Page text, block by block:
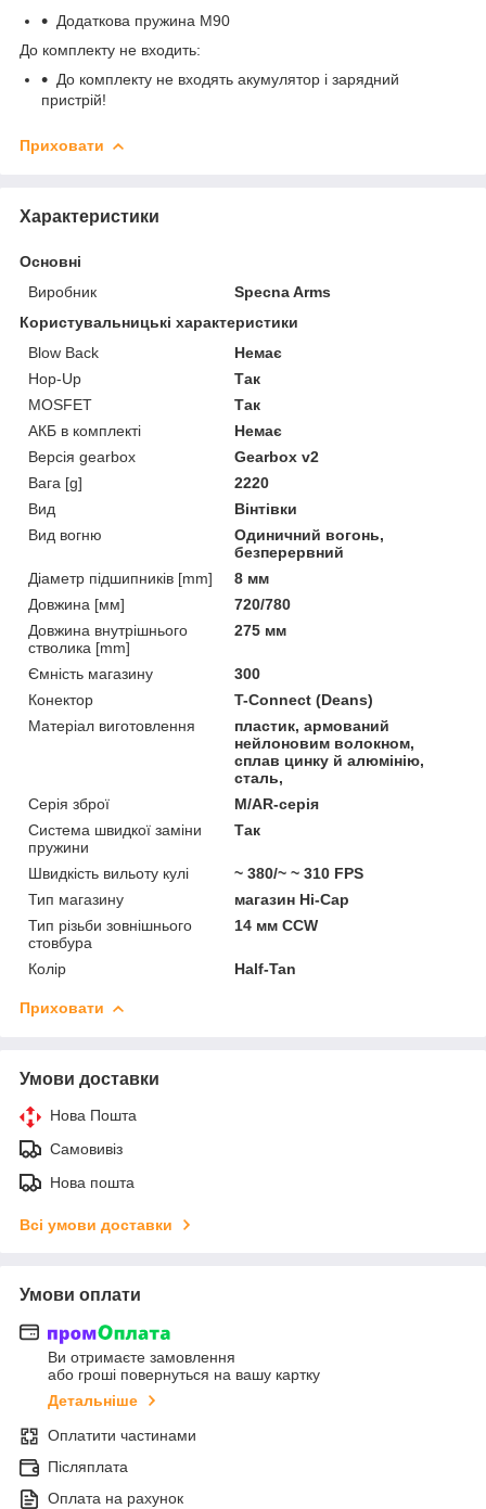
Додаткова пружина М90
До комплекту не входить:
До комплекту не входять акумулятор і зарядний
пристрій!
Приховати
Характеристики
Основні
Виробник
Specna Arms
Користувальницькі характеристики
Blow Back
Немає
Hop-Up
Так
MOSFET
Так
АКБ в комплекті
Немає
Версія gearbox
Gearbox v2
Вага [g]
2220
Вид
Вінтівки
Вид вогню
Одиничний вогонь,
безперервний
Діаметр підшипників [mm]
8 мм
Довжина [мм]
720/780
Довжина внутрішнього
стволика [mm]
275 мм
Ємність магазину
300
Конектор
T-Connect (Deans)
Матеріал виготовлення
пластик, армований
нейлоновим волокном,
сплав цинку й алюмінію,
сталь,
Серія зброї
M/AR-серія
Система швидкої заміни
пружини
Так
Швидкість вильоту кулі
~ 380/~ ~ 310 FPS
Тип магазину
магазин Hi-Cap
Тип різьби зовнішнього
стовбура
14 мм CCW
Колір Half-Tan
Приховати
Умови доставки
Нова Пошта
Самовивіз
Нова пошта
Всі умови доставки
Умови оплати
Ви отримаєте замовлення
або гроші повернуться на вашу картку
Детальніше
Оплатити частинами
Післяплата
Оплата на рахунок